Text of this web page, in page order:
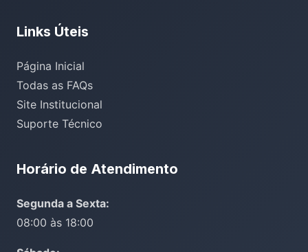
Links Úteis
Página Inicial
Todas as FAQs
Site Institucional
Suporte Técnico
Horário de Atendimento
Segunda a Sexta:
08:00 às 18:00